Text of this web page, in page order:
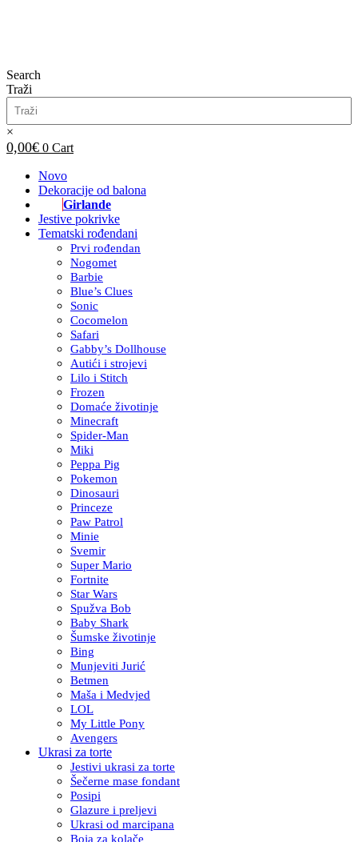
Search
Traži
×
0,00€ 0 Cart
Novo
Dekoracije od balona
Girlande
Jestive pokrivke
Tematski rođendani
Prvi rođendan
Nogomet
Barbie
Blue’s Clues
Sonic
Cocomelon
Safari
Gabby’s Dollhouse
Autići i strojevi
Lilo i Stitch
Frozen
Domaće životinje
Minecraft
Spider-Man
Miki
Peppa Pig
Pokemon
Dinosauri
Princeze
Paw Patrol
Minie
Svemir
Super Mario
Fortnite
Star Wars
Spužva Bob
Baby Shark
Šumske životinje
Bing
Munjeviti Jurić
Betmen
Maša i Medvjed
LOL
My Little Pony
Avengers
Ukrasi za torte
Jestivi ukrasi za torte
Šečerne mase fondant
Posipi
Glazure i preljevi
Ukrasi od marcipana
Boja za kolače